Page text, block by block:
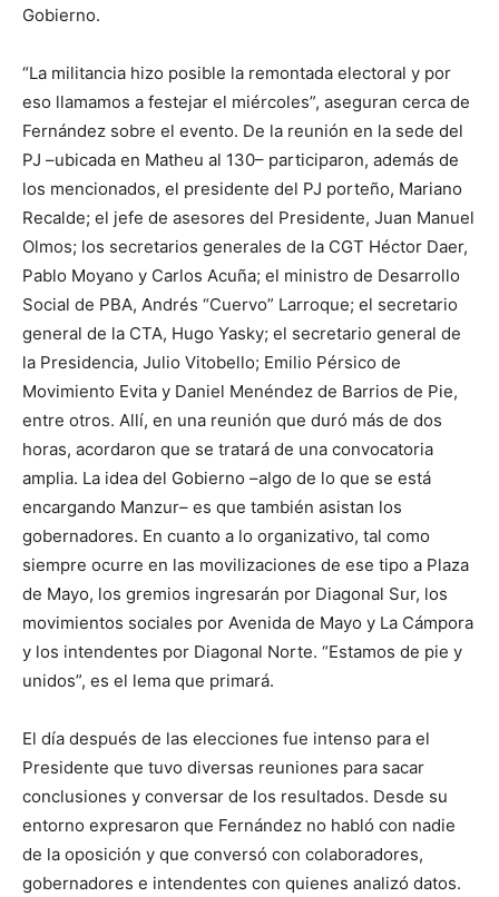
Gobierno.
“La militancia hizo posible la remontada electoral y por
eso llamamos a festejar el miércoles”, aseguran cerca de
Fernández sobre el evento. De la reunión en la sede del
PJ –ubicada en Matheu al 130– participaron, además de
los mencionados, el presidente del PJ porteño, Mariano
Recalde; el jefe de asesores del Presidente, Juan Manuel
Olmos; los secretarios generales de la CGT Héctor Daer,
Pablo Moyano y Carlos Acuña; el ministro de Desarrollo
Social de PBA, Andrés “Cuervo” Larroque; el secretario
general de la CTA, Hugo Yasky; el secretario general de
la Presidencia, Julio Vitobello; Emilio Pérsico de
Movimiento Evita y Daniel Menéndez de Barrios de Pie,
entre otros. Allí, en una reunión que duró más de dos
horas, acordaron que se tratará de una convocatoria
amplia. La idea del Gobierno –algo de lo que se está
encargando Manzur– es que también asistan los
gobernadores. En cuanto a lo organizativo, tal como
siempre ocurre en las movilizaciones de ese tipo a Plaza
de Mayo, los gremios ingresarán por Diagonal Sur, los
movimientos sociales por Avenida de Mayo y La Cámpora
y los intendentes por Diagonal Norte. “Estamos de pie y
unidos”, es el lema que primará.
El día después de las elecciones fue intenso para el
Presidente que tuvo diversas reuniones para sacar
conclusiones y conversar de los resultados. Desde su
entorno expresaron que Fernández no habló con nadie
de la oposición y que conversó con colaboradores,
gobernadores e intendentes con quienes analizó datos.